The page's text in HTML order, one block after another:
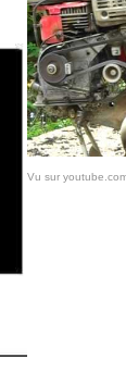
Vu sur